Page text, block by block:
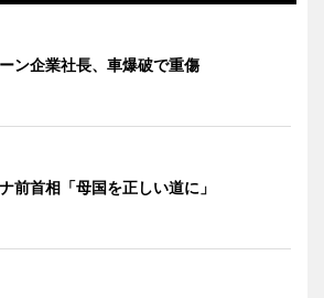
ーン企業社長、車爆破で重傷
前首相「母国を正しい道に」